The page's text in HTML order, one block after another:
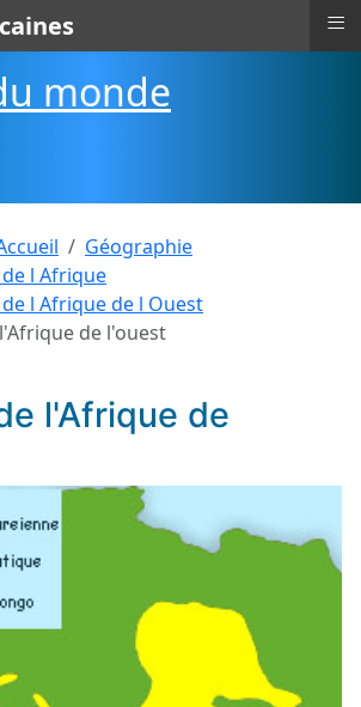
monde
Géographie
l Afrique
l Afrique de l Ouest
de l'ouest
l'Afrique de
≡